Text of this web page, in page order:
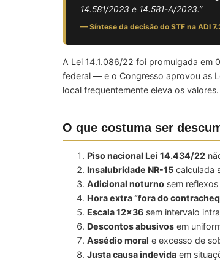
14.581/2023 e 14.581-A/2023.”
— Síntese da decisão do STF na ADI
A Lei 14.1.086/22 foi promulgada em
federal — e o Congresso aprovou as
local frequentemente eleva os valores.
O que costuma ser
Piso nacional Lei 14.434/22
Insalubridade NR-15 calculada
Adicional noturno sem reflexos
Hora extra “fora do
Escala 12×36 sem intervalo
Descontos abusivos em
Assédio moral e excesso de
Justa causa indevida em